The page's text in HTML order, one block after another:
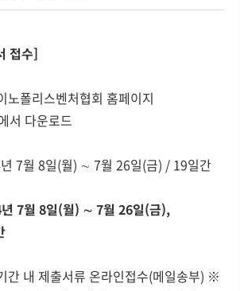
접수]
노폴리스벤처협회 홈페이지
서 다운로드
7월 8일(월) ∼ 7월 26일(금) / 19일간
7월 8일(월) ∼ 7월 26일(금),
간 내 제출서류 온라인접수(메일송부) ※